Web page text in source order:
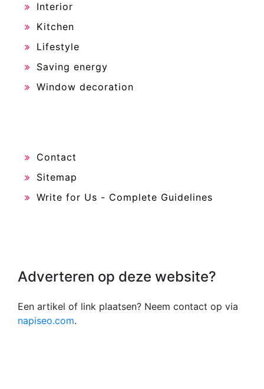
Interior
Kitchen
Lifestyle
Saving energy
Window decoration
Contact
Sitemap
Write for Us - Complete Guidelines
Adverteren op deze website?
Een artikel of link plaatsen? Neem contact op via
napiseo.com.